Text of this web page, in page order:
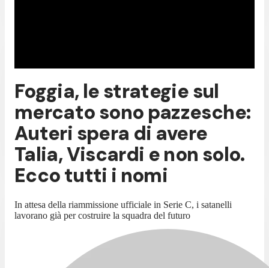
Foggia, le strategie sul
mercato sono pazzesche:
Auteri spera di avere
Talia, Viscardi e non solo.
Ecco tutti i nomi
In attesa della riammissione ufficiale in Serie C, i satanelli
lavorano già per costruire la squadra del futuro